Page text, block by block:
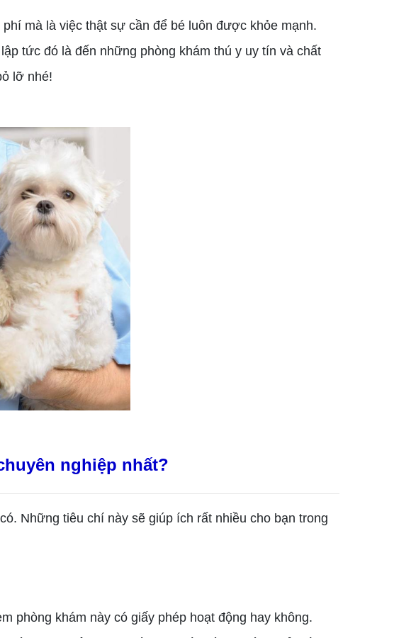
mà là việc thật sự cần để bé luôn được khỏe mạnh.
tức đó là đến những phòng khám thú y uy tín và chất
lỡ nhé!
nghiệp nhất?
Những tiêu chí này sẽ giúp ích rất nhiều cho bạn trong
khám này có giấy phép hoạt động hay không.